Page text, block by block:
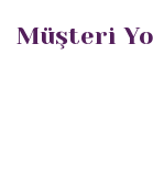
Müşteri